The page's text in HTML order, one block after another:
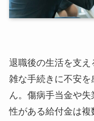
退職後の生活を支
雑な手続きに不安
ん。傷病手当金や
性がある給付金は